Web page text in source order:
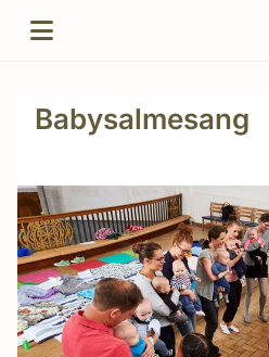
Babysalmesang